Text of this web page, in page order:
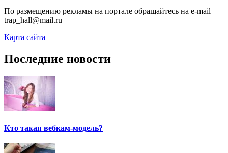
По размещению рекламы на портале обращайтесь на e-mail
trap_hall@mail.ru
Карта сайта
Последние новости
Кто такая вебкам-модель?